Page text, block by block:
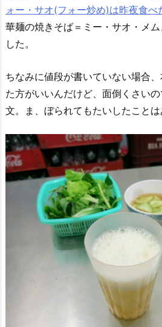
ォー・サオ(フォー炒め)は昨夜食べ
華麺の焼きそば＝ミー・サオ・メ
した。
ちなみに値段が書いていない場合
た方がいいんだけど、面倒くさい
文。ま、ぼられてもたいしたことは